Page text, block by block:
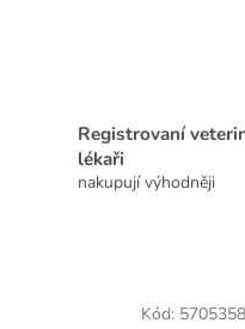
Registrovaní
lékaři
nakupují výhodněji
Kód: